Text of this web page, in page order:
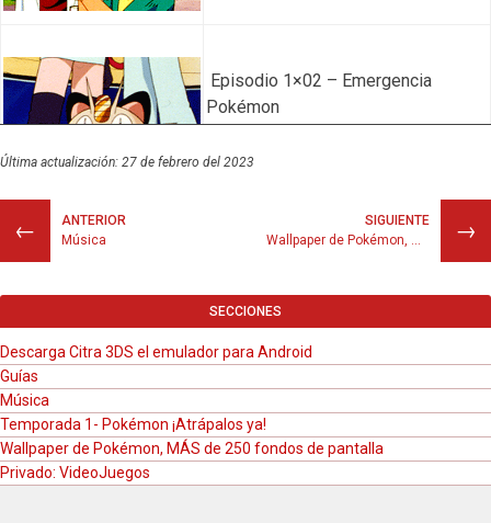
Episodio 1×02 – Emergencia
Pokémon
Episodio 1×03 – Ash captura un
Pokémon
Descarga [Español Latino]
Episodio 1×04 – El desafío del
samurái
Última actualización: 27 de febrero del 2023
←
ANTERIOR
Música
→
SIGUIENTE
Wallpaper de Pokémon, MÁS de 250 fondos de pantalla
SECCIONES
Descarga Citra 3DS el emulador para Android
Guías
Música
Temporada 1- Pokémon ¡Atrápalos ya!
Wallpaper de Pokémon, MÁS de 250 fondos de pantalla
Privado: VideoJuegos